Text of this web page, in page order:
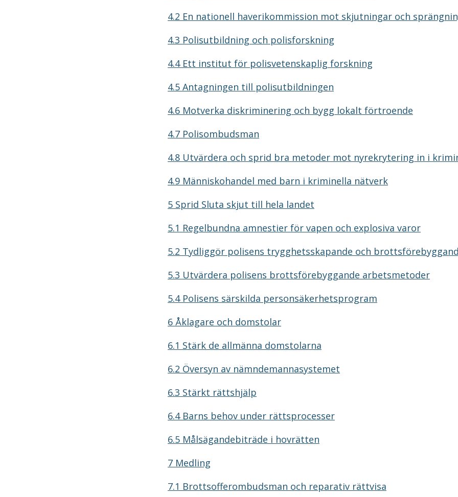
4.2 En nationell haverikommission mot skjutningar och
4.3 Polisutbildning och polisforskning
4.4 Ett institut för polisvetenskaplig forskning
4.5 Antagningen till polisutbildningen
4.6 Motverka diskriminering och bygg lokalt förtroende
4.7 Polisombudsman
4.8 Utvärdera och sprid bra metoder mot nyrekrytering in i
4.9 Människohandel med barn i kriminella nätverk
5 Sprid Sluta skjut till hela landet
5.1 Regelbundna amnestier för vapen och explosiva varor
5.2 Tydliggör polisens trygghetsskapande och
5.3 Utvärdera polisens brottsförebyggande arbetsmetoder
5.4 Polisens särskilda personsäkerhetsprogram
6 Åklagare och domstolar
6.1 Stärk de allmänna domstolarna
6.2 Översyn av nämndemannasystemet
6.3 Stärkt rättshjälp
6.4 Barns behov under rättsprocesser
6.5 Målsägandebiträde i hovrätten
7 Medling
7.1 Brottsofferombudsman och reparativ rättvisa